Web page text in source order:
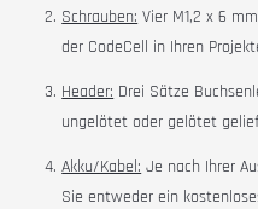
Schrauben: Vier M1,2 x 6
der CodeCell in Ihren
Header: Drei Sätze
ungelötet oder gelötet
Akku/Kabel: Je nach Ihrer
Sie entweder ein